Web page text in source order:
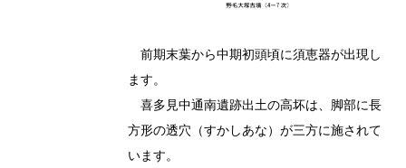
前期末葉から中期初頭頃に須恵器が出現し
ます。
喜多見中通南遺跡出土の高坏は、脚部に長
方形の透穴（すかしあな）が三方に施されて
います。